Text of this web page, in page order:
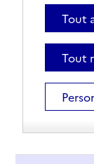
Tout
Tout